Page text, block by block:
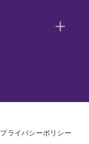
プライバシーポリシー